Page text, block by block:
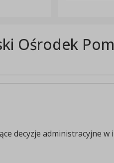
Ośrodek
decyzje administracyjne